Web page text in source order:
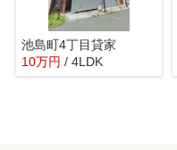
池島町4丁目貸家
10万円 / 4LDK